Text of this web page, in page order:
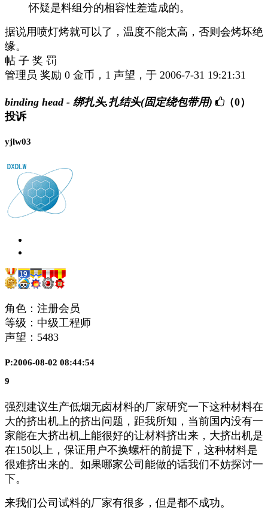
怀疑是料组分的相容性差造成的。
据说用喷灯烤就可以了，温度不能太高，否则会烤坏绝
缘。
帖 子 奖 罚
管理员 奖励 0 金币，1 声望，于 2006-7-31 19:21:31
binding head - 绑扎头,扎结头(固定绕包带用)
（0）
投诉
yjlw03
角色：注册会员
等级：中级工程师
声望： 5483
P:2006-08-02 08:44:54
9
强烈建议生产低烟无卤材料的厂家研究一下这种材料在
大的挤出机上的挤出问题，距我所知，当前国内没有一
家能在大挤出机上能很好的让材料挤出来，大挤出机是
在150以上，保证用户不换螺杆的前提下，这种材料是
很难挤出来的。如果哪家公司能做的话我们不妨探讨一
下。
来我们公司试料的厂家有很多，但是都不成功。